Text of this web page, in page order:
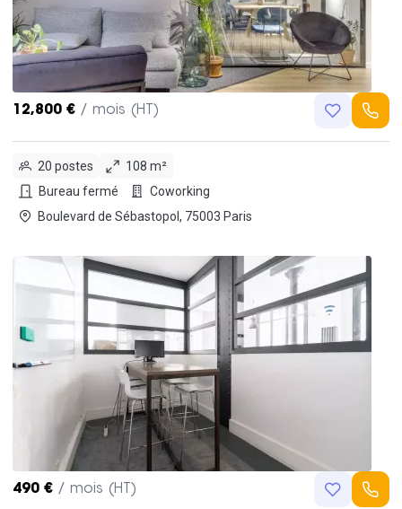
12,800 € / mois (HT)
20 postes
108 m²
Bureau fermé
Coworking
Boulevard de Sébastopol, 75003 Paris
490 € / mois (HT)